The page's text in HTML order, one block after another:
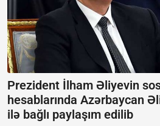
Prezident İlham Əliyevin
hesablarında Azərbaycan
ilə bağlı paylaşım edilib